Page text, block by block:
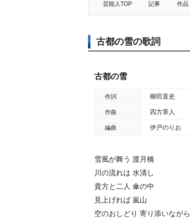
芸能人TOP 記事 作品
古都の雪の歌詞
古都の雪
作詞 柳田直史
作曲 四方章人
編曲 伊戸のりお
雪風が舞う 渡月橋
川の流れは 水清し
貴方と二人 傘の中
見上げれば 嵐山
空のおしどり 寄り添いながら